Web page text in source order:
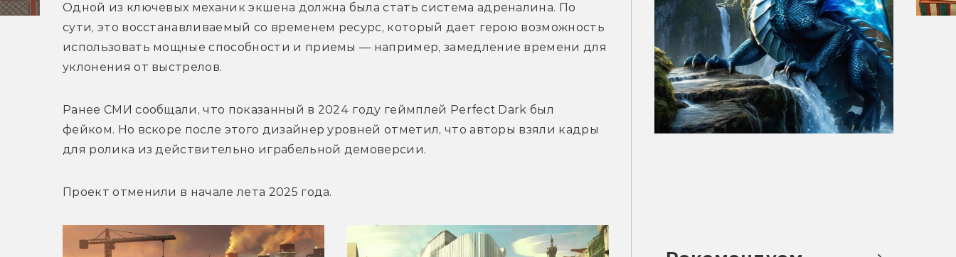
Одной из ключевых механик экшена должна была стать система адреналина. По
сути, это восстанавливаемый со временем ресурс, который дает герою возможность
использовать мощные способности и приемы — например, замедление времени для
уклонения от выстрелов.
Ранее СМИ сообщали, что показанный в 2024 году геймплей Perfect Dark был
фейком. Но вскоре после этого дизайнер уровней отметил, что авторы взяли кадры
для ролика из действительно играбельной демоверсии.
Проект отменили в начале лета 2025 года.